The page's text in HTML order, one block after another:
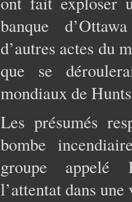
banque
d’autres actes du
que se
mondiaux de
Les présumés
bombe
groupe appelé
l’attentat dans